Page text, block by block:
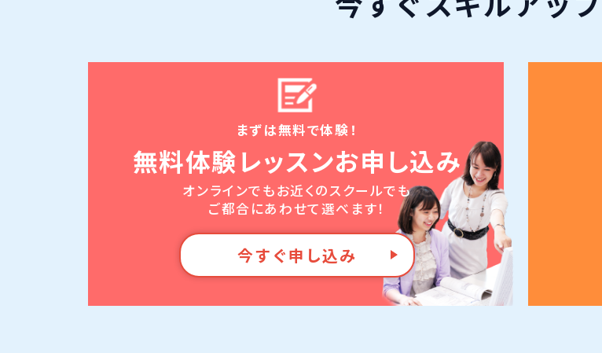
まずは無料で体験！
無料体験レッスンお申し込み
オンラインでもお近くのスクールでも
ご都合にあわせて選べます！
今すぐ申し込み